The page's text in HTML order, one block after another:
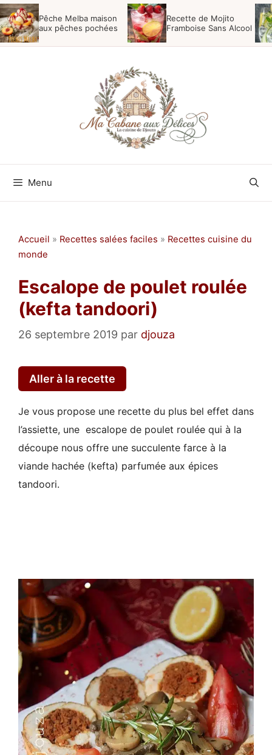
Aller
au
contenu
Pêche Melba maison
aux pêches pochées
Recette de Mojito
Framboise Sans Alcool
Menu
Accueil » Recettes salées faciles » Recettes cuisine du
monde
Escalope de poulet roulée
(kefta tandoori)
26 septembre 2019 par djouza
Aller à la recette
Je vous propose une recette du plus bel effet dans
l’assiette, une escalope de poulet roulée qui à la
découpe nous offre une succulente farce à la
viande hachée (kefta) parfumée aux épices
tandoori.